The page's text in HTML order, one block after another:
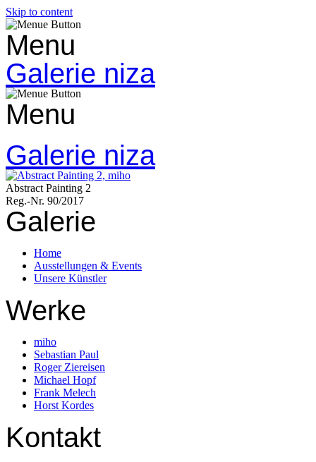
Skip to content
Menu
Galerie niza
Menu
Galerie niza
Abstract Painting 2
Reg.-Nr. 90/2017
Galerie
Home
Ausstellungen & Events
Unsere Künstler
Werke
miho
Sebastian Paul
Roger Ziereisen
Michael Hopf
Frank Melech
Horst Kordes
Kontakt